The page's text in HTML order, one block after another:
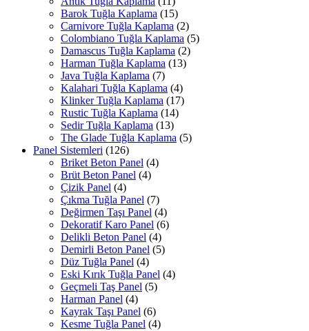
Barok Tuğla Kaplama (15)
Carnivore Tuğla Kaplama (2)
Colombiano Tuğla Kaplama (5)
Damascus Tuğla Kaplama (2)
Harman Tuğla Kaplama (13)
Java Tuğla Kaplama (7)
Kalahari Tuğla Kaplama (4)
Klinker Tuğla Kaplama (17)
Rustic Tuğla Kaplama (14)
Sedir Tuğla Kaplama (13)
The Glade Tuğla Kaplama (5)
Panel Sistemleri (126)
Briket Beton Panel (4)
Brüt Beton Panel (4)
Çizik Panel (4)
Çıkma Tuğla Panel (7)
Değirmen Taşı Panel (4)
Dekoratif Karo Panel (6)
Delikli Beton Panel (4)
Demirli Beton Panel (5)
Düz Tuğla Panel (4)
Eski Kırık Tuğla Panel (4)
Geçmeli Taş Panel (5)
Harman Panel (4)
Kayrak Taşı Panel (6)
Kesme Tuğla Panel (4)